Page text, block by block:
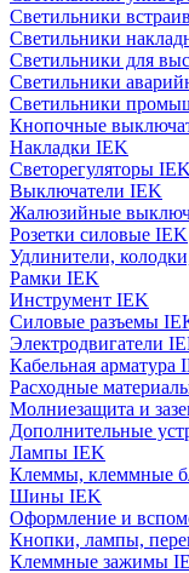
Светильники
Светильники
Светильники для
Светильники
Светильники
Кнопочные
Накладки IEK
Светорегуляторы IEK
Выключатели IEK
Жалюзийные
Розетки силовые IEK
Удлинители,
Рамки IEK
Инструмент IEK
Силовые разъемы
Электродвигатели
Кабельная арматура
Расходные
Молниезащита и
Дополнительные
Лампы IEK
Клеммы, клеммные
Шины IEK
Оформление и
Кнопки, лампы,
Клеммные зажимы